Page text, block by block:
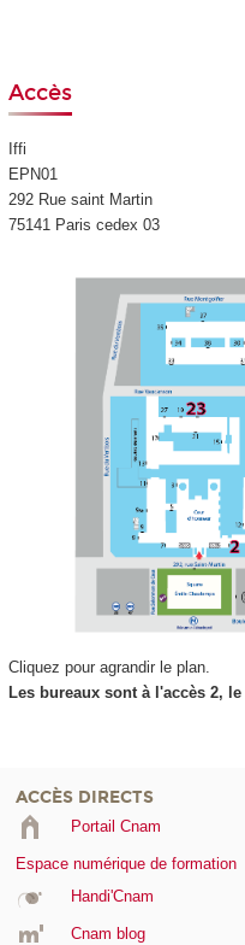
Accès
Iffi
EPN01
292 Rue saint Martin
75141 Paris cedex 03
Cliquez pour agrandir le plan.
Les bureaux sont à l'accès 2,
ACCÈS DIRECTS
Portail Cnam
Espace numérique de formation
Handi'Cnam
Cnam blog